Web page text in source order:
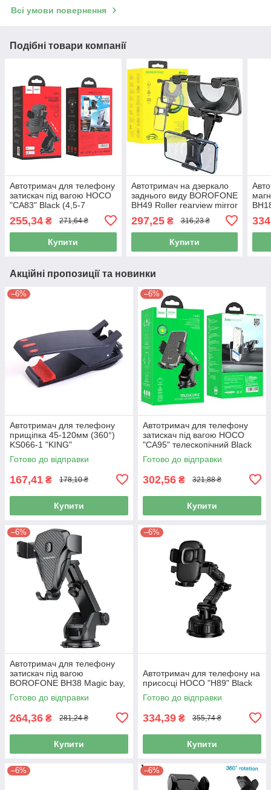
Всі умови повернення
Подібні товари компанії
Автотримач для телефону
затискач під вагою HOCO
"CA83" Black (4,5-7
255,34 ₴ 271,64 ₴
Купити
Автотримач на дзеркало
заднього виду BOROFONE
BH49 Roller rearview mirror
297,25₴ 316,23 ₴
Купити
Акційні пропозиції та новинки
–6%
Автотримач для телефону
прищіпка 45-120мм (360°)
KS066-1 "KING"
Готово до відправки
167,41 ₴ 178,10 ₴
Купити
–6%
Автотримач для телефону
затискач під вагою HOCO
"CA95" телескопічний Black
Готово до відправки
302,56 ₴ 321,88 ₴
Купити
–6%
Автотримач для телефону
затискач під вагою
BOROFONE BH38 Magic bay,
4.5-7 дюйм., Телескопічний
Black
Готово до відправки
264,36 ₴ 281,24 ₴
Купити
–6%
Автотримач для телефону на
присосці HOCO "H89" Black
Готово до відправки
334,39 ₴ 355,74 ₴
Купити
–6% –6%